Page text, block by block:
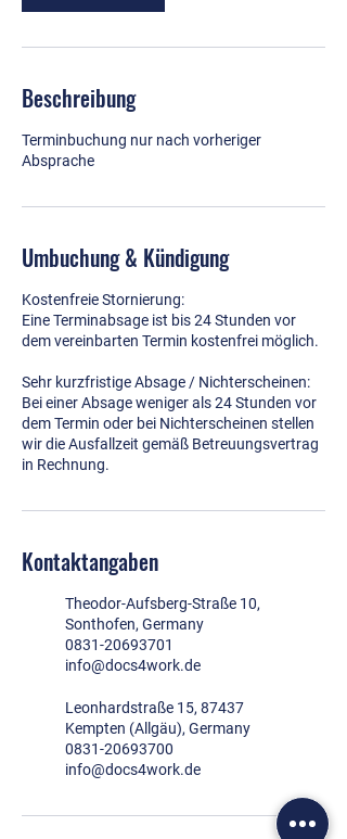
Beschreibung
Terminbuchung nur nach vorheriger
Absprache
Umbuchung & Kündigung
Kostenfreie Stornierung:
Eine Terminabsage ist bis 24 Stunden vor
dem vereinbarten Termin kostenfrei möglich.
Sehr kurzfristige Absage / Nichterscheinen:
Bei einer Absage weniger als 24 Stunden vor
dem Termin oder bei Nichterscheinen stellen
wir die Ausfallzeit gemäß Betreuungsvertrag
in Rechnung.
Kontaktangaben
Theodor-Aufsberg-Straße 10,
Sonthofen, Germany
0831-20693701
info@docs4work.de
Leonhardstraße 15, 87437
Kempten (Allgäu), Germany
0831-20693700
info@docs4work.de